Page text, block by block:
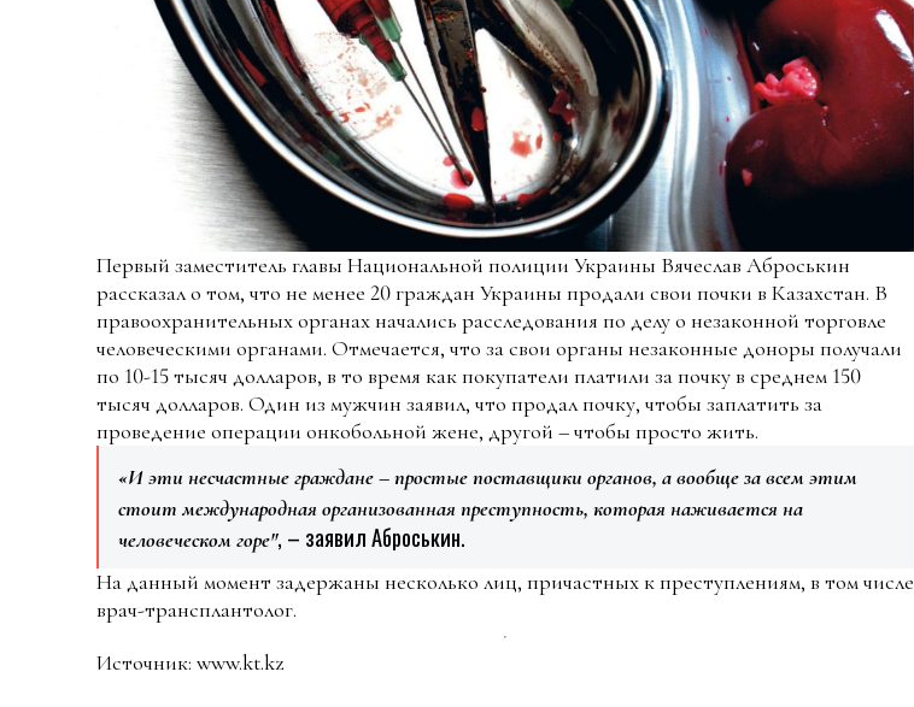
Первый заместитель главы Национальной полиции Украины Вячеслав Аброськин
рассказал о том, что не менее 20 граждан Украины продали свои почки в Казахстан. В
правоохранительных органах начались расследования по делу о незаконной торговле
человеческими органами. Отмечается, что за свои органы незаконные доноры получали
по 10-15 тысяч долларов, в то время как покупатели платили за почку в среднем 150
тысяч долларов. Один из мужчин заявил, что продал почку, чтобы заплатить за
проведение операции онкобольной жене, другой – чтобы просто жить.
«И эти несчастные граждане – простые поставщики органов, а вообще за всем этим
стоит международная организованная преступность, которая наживается на
человеческом горе", – заявил Аброськин.
На данный момент задержаны несколько лиц, причастных к преступлениям, в том числе
врач-трансплантолог.
Источник: www.kt.kz